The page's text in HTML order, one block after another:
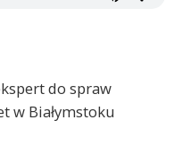
do spraw
w Białymstoku